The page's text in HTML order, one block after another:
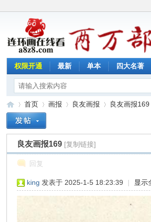
权限开通 最新 单本 四大名著
»
首页
›
画报
›
良友画报 良友画报169
良友画报169 [复制链接]
回复
king 发表于 2025-1-5 18:23:39 | 显示